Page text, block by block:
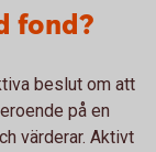
fond?
beslut om att
på en
värderar. Aktivt